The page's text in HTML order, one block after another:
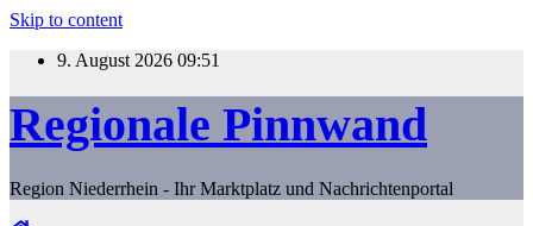
Skip to content
9. August 2026 09:51
Regionale Pinnwand
Region Niederrhein - Ihr Marktplatz und Nachrichtenportal